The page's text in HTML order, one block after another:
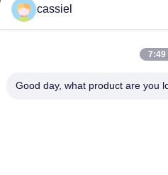
86-139-2915-0962
cassiel
7:49
Good day, what product are you